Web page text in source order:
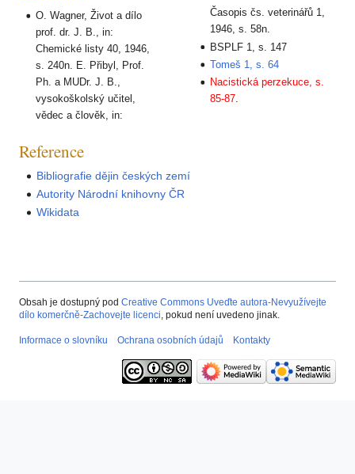
O. Wagner, Život a dílo
prof. dr. J. B., in:
Chemické listy 40, 1946,
s. 240n. E. Přibyl, Prof.
Ph. a MUDr. J. B.,
vysokoškolský učitel,
vědec a člověk, in:
Časopis čs. veterinářů 1,
1946, s. 58n.
BSPLF 1, s. 147
Tomeš 1, s. 64
Nacistická perzekuce, s.
85-87.
Reference
Bibliografie dějin českých zemí
Autority Národní knihovny ČR
Wikidata
Obsah je dostupný pod Creative Commons Uveďte autora-Nevyužívejte
dílo komerčně-Zachovejte licenci , pokud není uvedeno jinak.
Informace o slovníku Ochrana osobních údajů Kontakty